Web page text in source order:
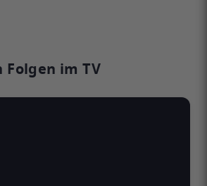
Folgen im TV